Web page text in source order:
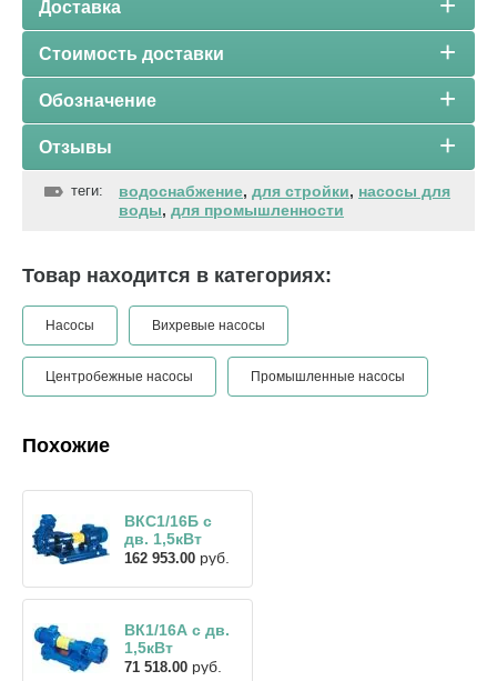
Доставка
Стоимость доставки
Обозначение
Отзывы
теги: водоснабжение, для стройки, насосы для
воды, для промышленности
Товар находится в категориях:
Насосы Вихревые насосы
Центробежные насосы Промышленные насосы
Похожие
ВКС1/16Б с
дв. 1,5кВт
162 953.00 руб.
ВК1/16А с дв.
1,5кВт
71 518.00 руб.